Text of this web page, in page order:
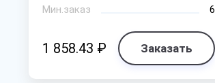
Мин.заказ
6
1 858.43 ₽ Заказать